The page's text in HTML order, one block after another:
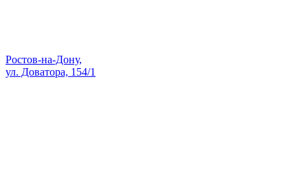
Ростов-на-Дону,
ул. Доватора, 154/1